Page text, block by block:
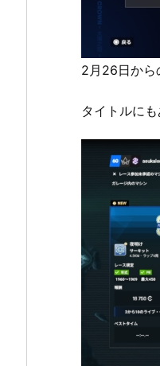
2月26日から
タイトルに